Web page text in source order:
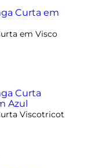
em Visco
Viscotricot